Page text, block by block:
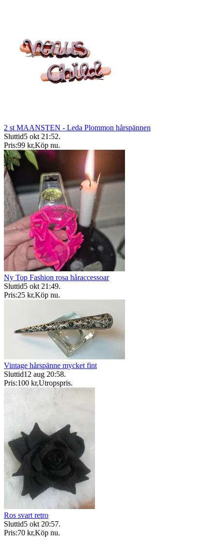
2 st MAANSTEN - Leda Plommon hårspännen
Sluttid5 okt 21:52.
Pris:99 kr,Köp nu.
Ny Top Fashion rosa håraccessoar
Sluttid5 okt 21:49.
Pris:25 kr,Köp nu.
Vintage hårspänne mycket fint
Sluttid12 aug 20:58.
Pris:100 kr,Utropspris.
Ros svart retro
Sluttid5 okt 20:57.
Pris:70 kr,Köp nu.